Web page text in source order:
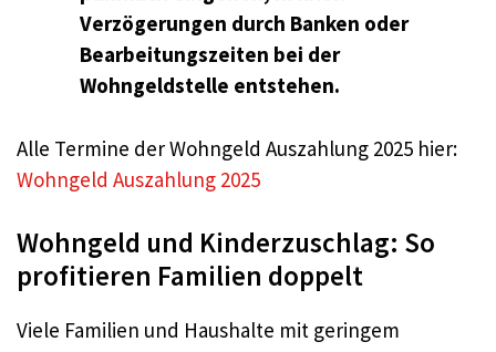
Verzögerungen durch Banken oder
Bearbeitungszeiten bei der
Wohngeldstelle entstehen.
Alle Termine der Wohngeld Auszahlung 2025 hier:
Wohngeld Auszahlung 2025
Wohngeld und Kinderzuschlag: So
profitieren Familien doppelt
Viele Familien und Haushalte mit geringem